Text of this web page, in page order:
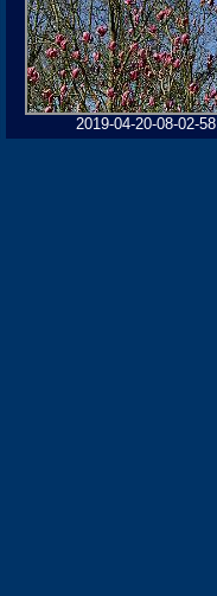
2019-04-20-08-02-58